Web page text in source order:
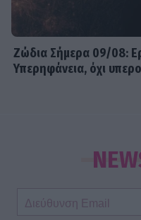
Ζώδια Σήμερα 09/08:
Υπερηφάνεια, όχι